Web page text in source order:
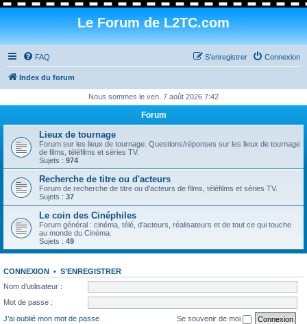
Le Forum de L2TC.com
FAQ Connexion
S’enregistrer
Index du forum
Nous sommes le ven. 7 août 2026 7:42
Forum
Lieux de tournage
Forum sur les lieux de tournage. Questions/réponses sur les lieux de tournage
de films, téléfilms et séries TV.
Sujets : 974
Recherche de titre ou d'acteurs
Forum de recherche de titre ou d'acteurs de films, téléfilms et séries TV.
Sujets : 37
Le coin des Cinéphiles
Forum général : cinéma, télé, d'acteurs, réalisateurs et de tout ce qui touche
au monde du Cinéma.
Sujets : 49
CONNEXION • S’ENREGISTRER
Nom d’utilisateur :
Mot de passe :
J’ai oublié mon mot de passe
Se souvenir de moi